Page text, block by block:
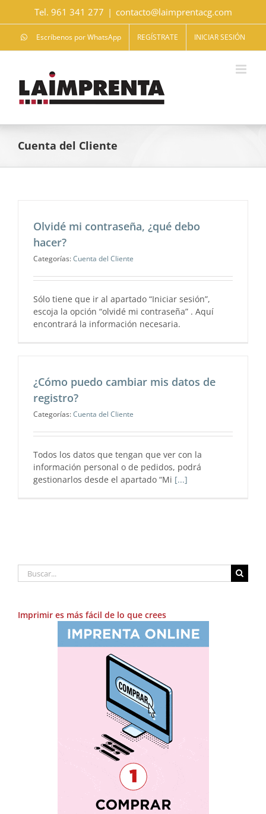
Tel. 961 341 277 | contacto@laimprentacg.com
Escríbenos por WhatsApp REGÍSTRATE INICIAR SESIÓN
Cuenta del Cliente
Olvidé mi contraseña, ¿qué debo
hacer?
Categorías:Cuenta del Cliente
Sólo tiene que ir al apartado “Iniciar sesión”,
escoja la opción “olvidé mi contraseña” . Aquí
encontrará la información necesaria.
¿Cómo puedo cambiar mis datos de
registro?
Categorías:Cuenta del Cliente
Todos los datos que tengan que ver con la
información personal o de pedidos, podrá
gestionarlos desde el apartado “Mi [...]
Buscar:
Imprimir es más fácil de lo que crees